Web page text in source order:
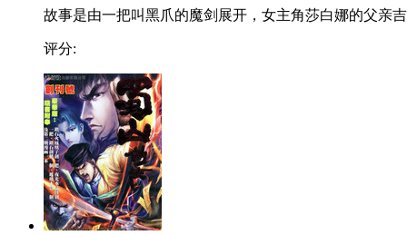
故事是由一把叫黑爪的魔剑展开，女主角莎白娜的父亲
评分: